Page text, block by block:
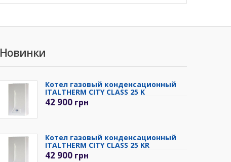
Новинки
Котел газовый конденсационный
ITALTHERM CITY CLASS 25 K
42 900 грн
Котел газовый конденсационный
ITALTHERM CITY CLASS 25 KR
42 900 грн